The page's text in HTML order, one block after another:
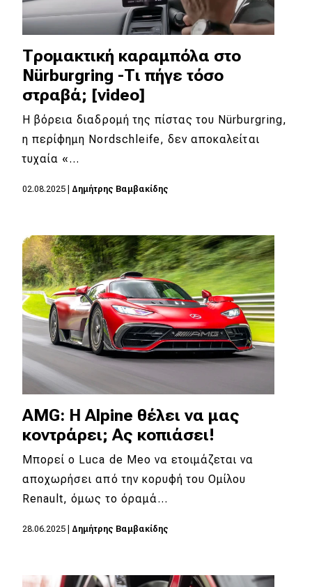
Τρομακτική καραμπόλα στο
Nürburgring -Τι πήγε τόσο
στραβά; [video]
Η βόρεια διαδρομή της πίστας του Nürburgring,
η περίφημη Nordschleife, δεν αποκαλείται
τυχαία «…
02.08.2025 Δημήτρης Βαμβακίδης
AMG: Η Alpine θέλει να μας
κοντράρει; Ας κοπιάσει!
Μπορεί ο Luca de Meo να ετοιμάζεται να
αποχωρήσει από την κορυφή του Ομίλου
Renault, όμως το όραμά…
28.06.2025 Δημήτρης Βαμβακίδης